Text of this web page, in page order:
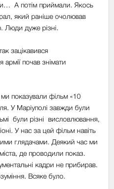
А потім приймали. Якось
який раніше очолював
Люди дуже різні.
зацікавився
почав знімати
показували фільм «10
У Маріуполі завжди були
були різні висловлювання,
У нас за цей фільм навіть
глядачами. Деякий час ми
де проводили показ.
кадри не прибирав.
Всяке було.